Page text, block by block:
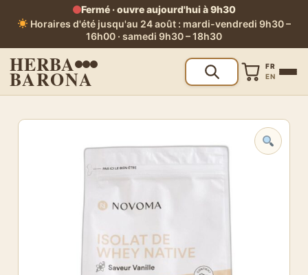
Fermé · ouvre aujourd'hui à 9h30
Horaires d'été jusqu'au 24 août : mardi-vendredi 9h30 –
16h00 · samedi 9h30 – 18h30
HERBA
BARONA
FR
EN